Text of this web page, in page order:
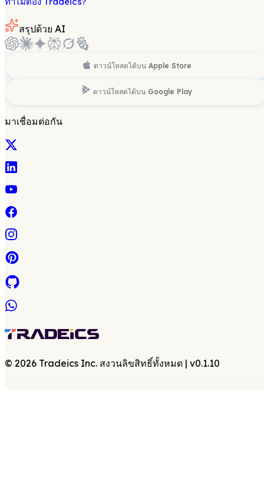
สรุปด้วย AI
ดาวน์โหลดได้บน Apple Store
ดาวน์โหลดได้บน Google Play
มาเชื่อมต่อกัน
© 2026 Tradeics Inc. สงวนลิขสิทธิ์ทั้งหมด | v0.1.10